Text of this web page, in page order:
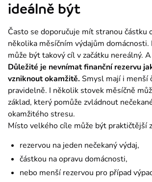
ideálně být
Často se doporučuje mít stranou částku
několika měsíčním výdajům
může být takový cíl v začátku nereálný.
Důležité je nevnímat finanční rezervu
vzniknout okamžitě. Smysl mají i menší
pravidelně. I několik stovek měsíčně
základ, který pomůže zvládnout
okamžitého stresu.
Místo velkého cíle může být praktičtější
rezervou na jeden nečekaný výdaj,
částkou na opravu domácnosti,
nebo menší rezervou pro případ